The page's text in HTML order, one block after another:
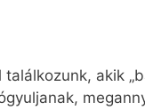
akik